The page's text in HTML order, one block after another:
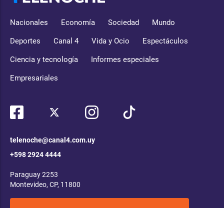
Nacionales Economía Sociedad Mundo
Deportes Canal 4 Vida y Ocio Espectáculos
Ciencia y tecnología Informes especiales
Empresariales
telenoche@canal4.com.uy
+598 2924 4444
Paraguay 2253
Montevideo, CP, 11800